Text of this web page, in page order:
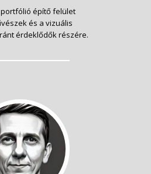
portfólió építő felület
és a vizuális
érdeklődők részére.